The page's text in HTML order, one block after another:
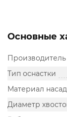
Основные
Производитель
Тип оснастки
Материал
Диаметр